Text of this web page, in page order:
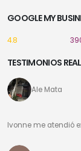
GOOGLE MY
4.8
TESTIMONIOS
Ale Mata
Ivonne me atendió